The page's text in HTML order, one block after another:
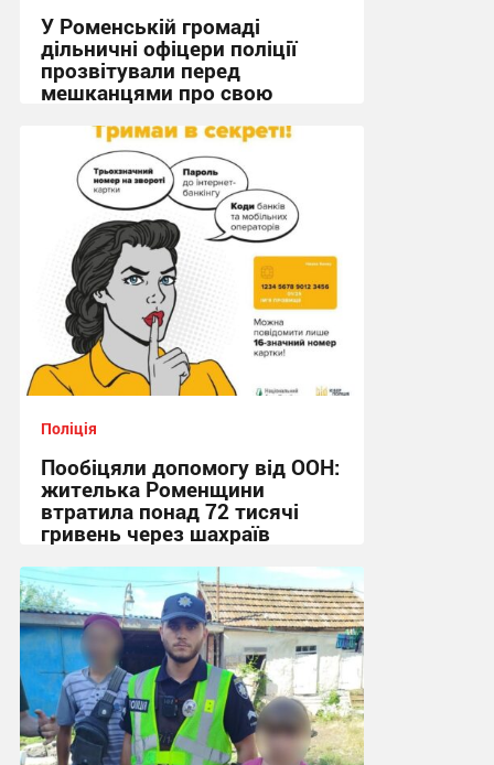
У Роменській громаді
дільничні офіцери поліції
прозвітували перед
мешканцями про свою
12:00, 5.08.2026
Поліція
Пообіцяли допомогу від ООН:
жителька Роменщини
втратила понад 72 тисячі
гривень через шахраїв
18:07, 14.07.2026